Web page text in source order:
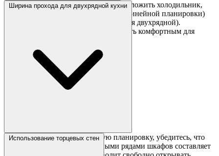
В прямоугольной кухне удобно расположить холодильник,
мойку и плиту на одной линии (для линейной планировки)
или на двух параллельных линиях (для двухрядной).
Расстояние между зонами должно быть комфортным для
Ширина прохода для двухрядной кухни
Если вы выбираете двухрядную планировку, убедитесь, что
расстояние между параллельными рядами шкафов составляет
Использование торцевых стен